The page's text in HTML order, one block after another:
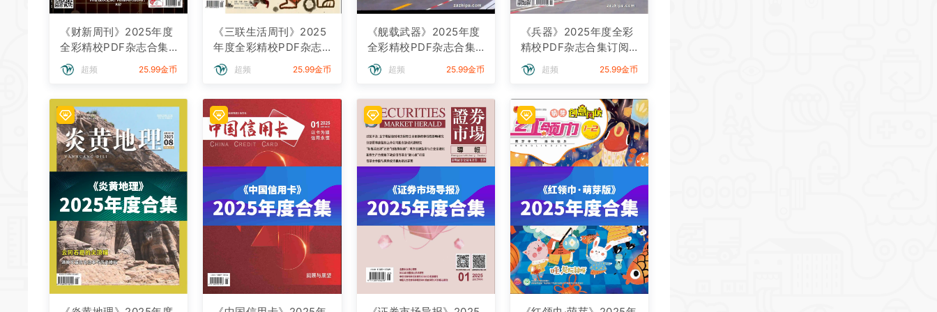
《财新周刊》2025年度
全彩精校PDF杂志合集
订阅下载
超频 25.99金币
《三联生活周刊》2025
年度全彩精校PDF杂志
合集订阅下载
超频 25.99金币
《舰载武器》2025年度
全彩精校PDF杂志合集
订阅下载
超频 25.99金币
《兵器》2025年度全彩
精校PDF杂志合集订阅
下载
超频 25.99金币